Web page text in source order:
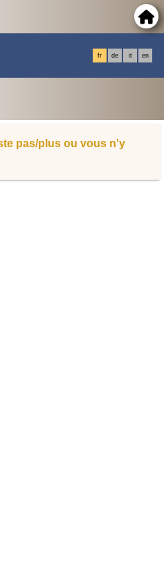
fr de it en
pas/plus ou vous n'y